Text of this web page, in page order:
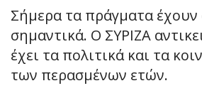
Σήμερα τα πράγματα έχουν
σημαντικά. Ο ΣΥΡΙΖΑ
έχει τα πολιτικά και τα
των περασμένων ετών.